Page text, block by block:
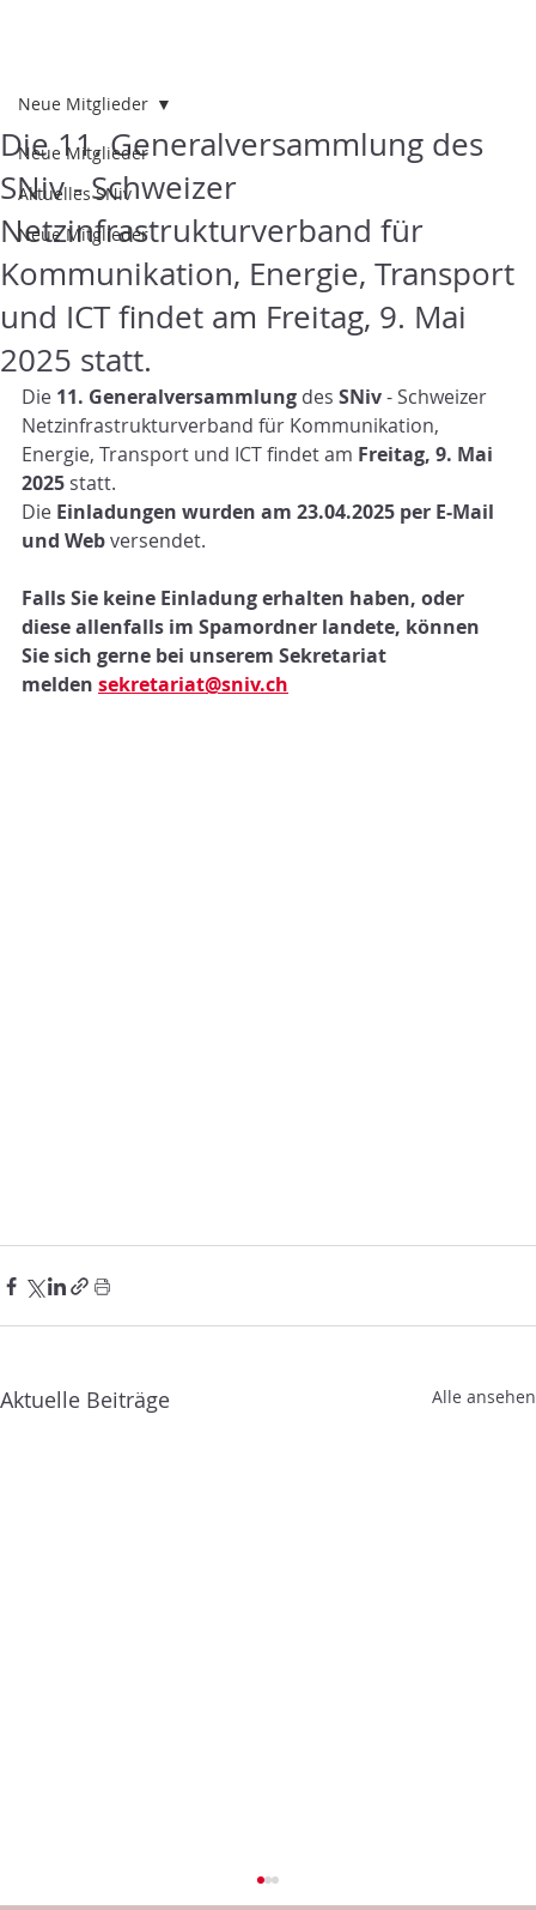
Neue Mitglieder
Aktuelles SNiv
Neue Mitglieder
Neue Mitglieder
Die 11. Generalversammlung des
SNiv - Schweizer
Netzinfrastrukturverband für
Kommunikation, Energie, Transport
und ICT findet am Freitag, 9. Mai
2025 statt.
Die 11. Generalversammlung des SNiv - Schweizer
Netzinfrastrukturverband für Kommunikation,
Energie, Transport und ICT findet am Freitag, 9. Mai
2025 statt.
Die Einladungen wurden am 23.04.2025 per E-Mail
und Web versendet.
Falls Sie keine Einladung erhalten haben, oder
diese allenfalls im Spamordner landete, können
Sie sich gerne bei unserem Sekretariat
melden sekretariat@sniv.ch
Aktuelle Beiträge Alle ansehen